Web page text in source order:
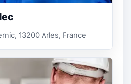
13200 Arles, France